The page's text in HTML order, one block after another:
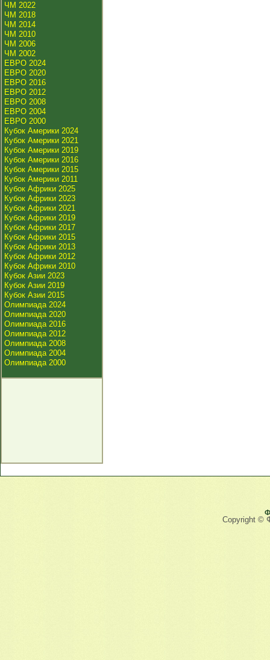
ЧМ 2022
ЧМ 2018
ЧМ 2014
ЧМ 2010
ЧМ 2006
ЧМ 2002
ЕВРО 2024
ЕВРО 2020
ЕВРО 2016
ЕВРО 2012
ЕВРО 2008
ЕВРО 2004
ЕВРО 2000
Кубок Америки 2024
Кубок Америки 2021
Кубок Америки 2019
Кубок Америки 2016
Кубок Америки 2015
Кубок Америки 2011
Кубок Африки 2025
Кубок Африки 2023
Кубок Африки 2021
Кубок Африки 2019
Кубок Африки 2017
Кубок Африки 2015
Кубок Африки 2013
Кубок Африки 2012
Кубок Африки 2010
Кубок Азии 2023
Кубок Азии 2019
Кубок Азии 2015
Олимпиада 2024
Олимпиада 2020
Олимпиада 2016
Олимпиада 2012
Олимпиада 2008
Олимпиада 2004
Олимпиада 2000
Copyright ©